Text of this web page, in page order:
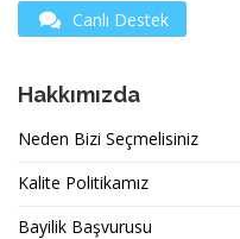
Canlı Destek
Hakkımızda
Neden Bizi Seçmelisiniz
Kalite Politikamız
Bayilik Başvurusu